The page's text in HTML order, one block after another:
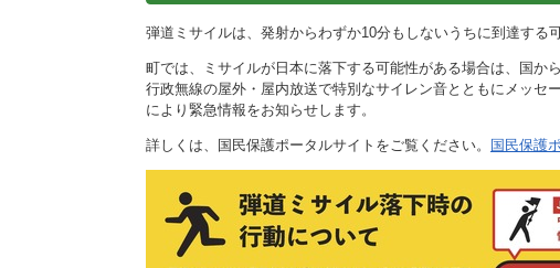
町民活動
相談窓口
国民スポーツ大会
弾道ミサイルは、発射からわずか10分もしないうちに到達する
町では、ミサイルが日本に落下する可能性がある場合は、国か
行政無線の屋外・屋内放送で特別なサイレン音とともにメッセ
により緊急情報をお知らせします。
詳しくは、国民保護ポータルサイトをご覧ください。 国民保護